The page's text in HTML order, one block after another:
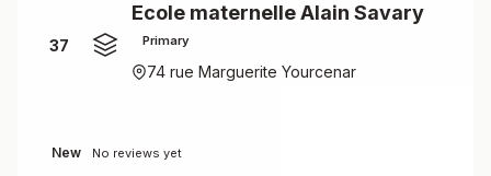
37
Ecole maternelle Alain Savary
Primary
74 rue Marguerite Yourcenar
New No reviews yet